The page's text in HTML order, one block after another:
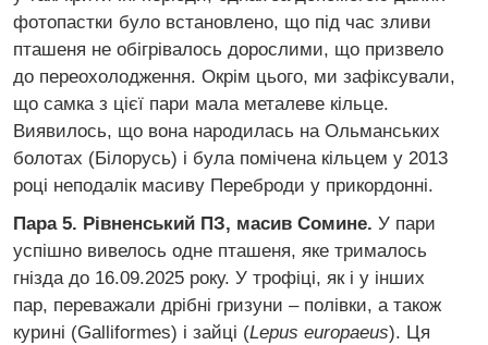
фотопастки було встановлено, що під час зливи
пташеня не обігрівалось дорослими, що призвело
до переохолодження. Окрім цього, ми зафіксували,
що самка з цієї пари мала металеве кільце.
Виявилось, що вона народилась на Ольманських
болотах (Білорусь) і була помічена кільцем у 2013
році неподалік масиву Переброди у прикордонні.
Пара 5. Рівненський ПЗ, масив Сомине. У пари
успішно вивелось одне пташеня, яке трималось
гнізда до 16.09.2025 року. У трофіці, як і у інших
пар, переважали дрібні гризуни – полівки, а також
курині (Galliformes) і зайці (Lepus europaeus). Ця